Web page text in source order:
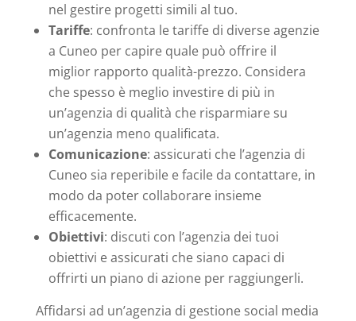
nel gestire progetti simili al tuo.
Tariffe: confronta le tariffe di diverse agenzie
a Cuneo per capire quale può offrire il
miglior rapporto qualità-prezzo. Considera
che spesso è meglio investire di più in
un’agenzia di qualità che risparmiare su
un’agenzia meno qualificata.
Comunicazione: assicurati che l’agenzia di
Cuneo sia reperibile e facile da contattare, in
modo da poter collaborare insieme
efficacemente.
Obiettivi: discuti con l’agenzia dei tuoi
obiettivi e assicurati che siano capaci di
offrirti un piano di azione per raggiungerli.
Affidarsi ad un’agenzia di gestione social media